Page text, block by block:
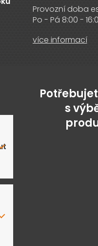
Provozní doba
Po - Pá 8:00 -
více informací
s